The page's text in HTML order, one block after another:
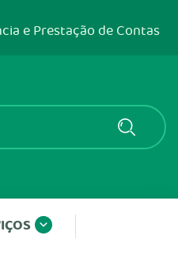
e Prestação de Contas